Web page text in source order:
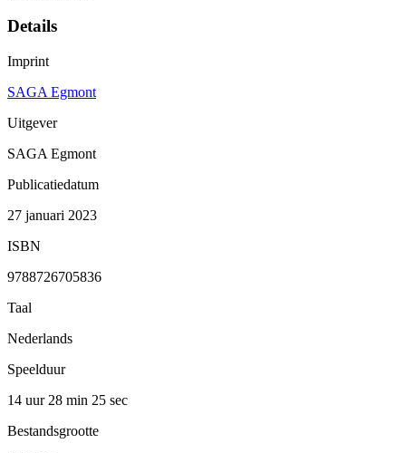
Details
Imprint
SAGA Egmont
Uitgever
SAGA Egmont
Publicatiedatum
27 januari 2023
ISBN
9788726705836
Taal
Nederlands
Speelduur
14 uur 28 min 25 sec
Bestandsgrootte